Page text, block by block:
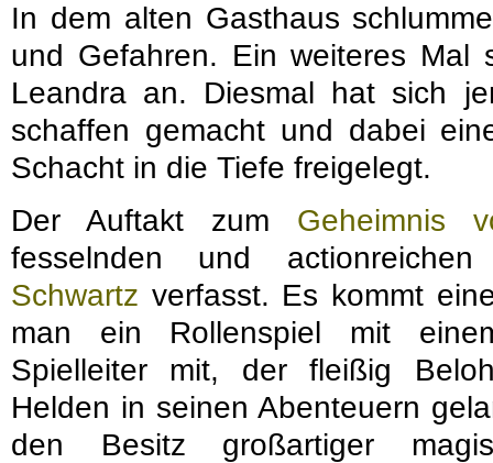
In dem alten Gasthaus
und Gefahren. Ein weiteres Mal
Leandra an. Diesmal hat sich
schaffen gemacht und dabei
Schacht in die Tiefe freigelegt.
Der Auftakt zum Geheimnis
fesselnden und
Schwartz verfasst. Es kommt
man ein Rollenspiel mit
Spielleiter mit, der fleißig
Helden in seinen Abenteuern
den Besitz großartiger